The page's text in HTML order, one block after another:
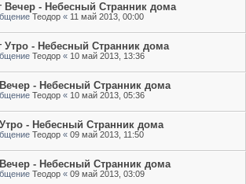
Вечер - Небесный Странник дома
Теодор « 11 май 2013, 00:00
Утро - Небесный Странник дома
Теодор « 10 май 2013, 13:36
- Небесный Странник дома
Теодор « 10 май 2013, 05:36
- Небесный Странник дома
Теодор « 09 май 2013, 11:50
- Небесный Странник дома
Теодор « 09 май 2013, 03:09